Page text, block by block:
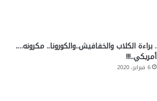
. براءة الكلاب والخفافيش..والكورونا.. مكرونه….
أمريكي..!!!
6 فبراير، 2020